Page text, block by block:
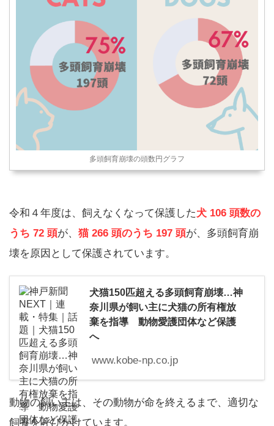
多頭飼育崩壊の頭数円グラフ
令和４年度は、飼えなくなって保護した犬 106 頭数の
うち 72 頭が、 猫 266 頭のうち 197 頭が、多頭飼育崩
壊を原因として保護されています。
犬猫150匹超える多頭飼育崩壊…神
奈川県が飼い主に犬猫の所有権放
棄を指導 動物愛護団体など保護
へ
www.kobe-np.co.jp
動物の飼い主は、その動物が命を終えるまで、適切な
飼養を呼びかけています。